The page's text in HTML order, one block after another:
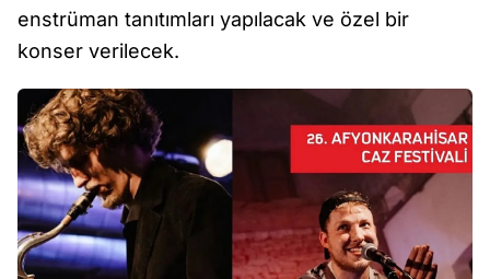
enstrüman tanıtımları yapılacak ve özel bir
konser verilecek.